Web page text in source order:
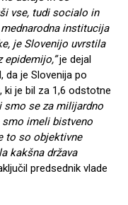
vse, tudi socialo in
institucija
je Slovenijo uvrstila
epidemijo,”je dejal
da je Slovenija po
ki je bil za 1,6 odstotne
smo se za milijardno
imeli bistveno
to so objektivne
kakšna država
predsednik vlade